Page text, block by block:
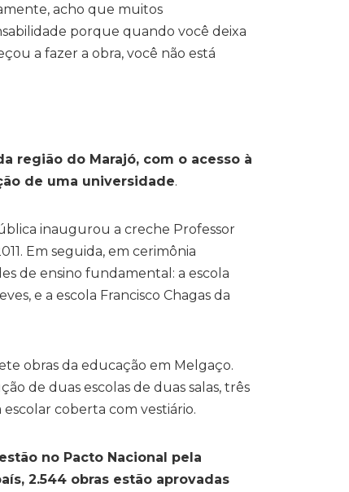
acho que muitos
porque quando você deixa
a fazer a obra, você não está
região do Marajó, com o acesso à
de uma universidade.
inaugurou a creche Professor
Em seguida, em cerimônia
de ensino fundamental: a escola
e a escola Francisco Chagas da
obras da educação em Melgaço.
de duas escolas de duas salas, três
coberta com vestiário.
no Pacto Nacional pela
2.544 obras estão aprovadas